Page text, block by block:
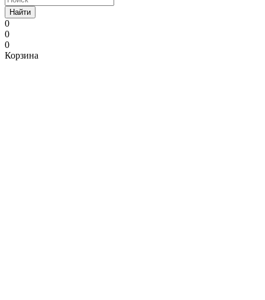
Найти
0
0
0
Корзина